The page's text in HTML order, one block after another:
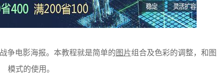
争电影海报。本教程就是简单的图片组合及色彩的调整，和
模式的使用。